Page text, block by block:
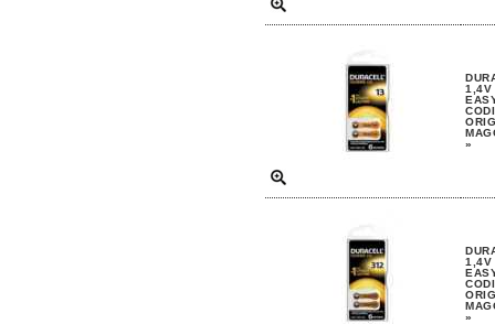
1,4V
»
1,4V
»